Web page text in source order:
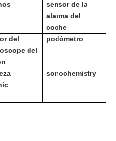
sensor de la
alarma del
coche
del
del
podómetro
sonochemistry